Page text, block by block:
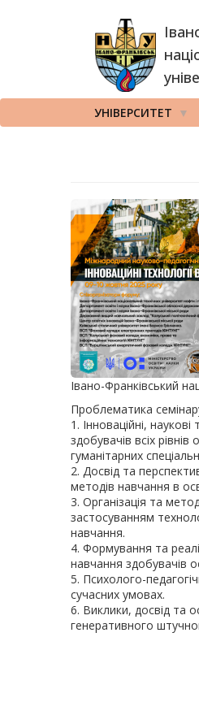
УНІВЕРСИТЕТ
Івано-Франківський
Проблематика
1. Інноваційні, наукові
здобувачів всіх
гуманітарних
2. Досвід та
методів навчання в
3. Організація та
застосуванням
навчання.
4. Формування та
навчання здобувачів
5. Психолого-
сучасних умовах.
6. Виклики, досвід та
генеративного